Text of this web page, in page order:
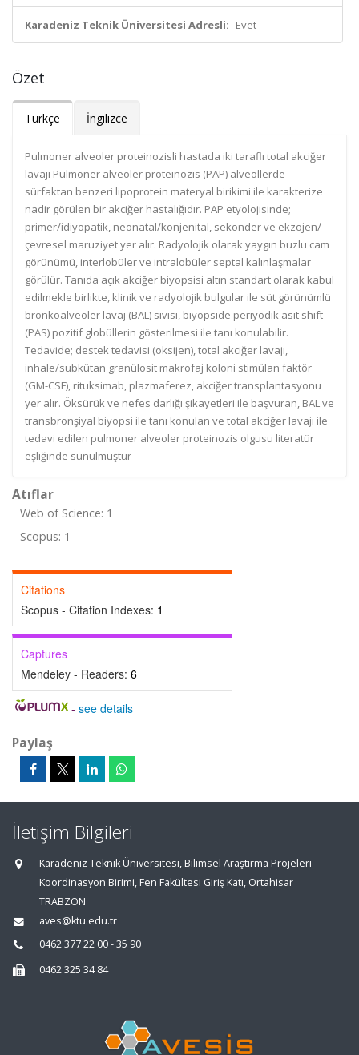
Karadeniz Teknik Üniversitesi Adresli: Evet
Özet
Türkçe İngilizce
Pulmoner alveoler proteinozisli hastada iki taraflı total akciğer
lavajı Pulmoner alveoler proteinozis (PAP) alveollerde
sürfaktan benzeri lipoprotein materyal birikimi ile karakterize
nadir görülen bir akciğer hastalığıdır. PAP etyolojisinde;
primer/idiyopatik, neonatal/konjenital, sekonder ve ekzojen/
çevresel maruziyet yer alır. Radyolojik olarak yaygın buzlu cam
görünümü, interlobüler ve intralobüler septal kalınlaşmalar
görülür. Tanıda açık akciğer biyopsisi altın standart olarak kabul
edilmekle birlikte, klinik ve radyolojik bulgular ile süt görünümlü
bronkoalveoler lavaj (BAL) sıvısı, biyopside periyodik asit shift
(PAS) pozitif globüllerin gösterilmesi ile tanı konulabilir.
Tedavide; destek tedavisi (oksijen), total akciğer lavajı,
inhale/subkütan granülosit makrofaj koloni stimülan faktör
(GM-CSF), rituksimab, plazmaferez, akciğer transplantasyonu
yer alır. Öksürük ve nefes darlığı şikayetleri ile başvuran, BAL ve
transbronşiyal biyopsi ile tanı konulan ve total akciğer lavajı ile
tedavi edilen pulmoner alveoler proteinozis olgusu literatür
eşliğinde sunulmuştur
Atıflar
Web of Science: 1
Scopus: 1
Citations
Scopus - Citation Indexes: 1
Captures
Mendeley - Readers: 6
- see details
Paylaş
İletişim Bilgileri
Karadeniz Teknik Üniversitesi, Bilimsel Araştırma Projeleri
Koordinasyon Birimi, Fen Fakültesi Giriş Katı, Ortahisar
TRABZON
aves@ktu.edu.tr
0462 377 22 00 - 35 90
0462 325 34 84